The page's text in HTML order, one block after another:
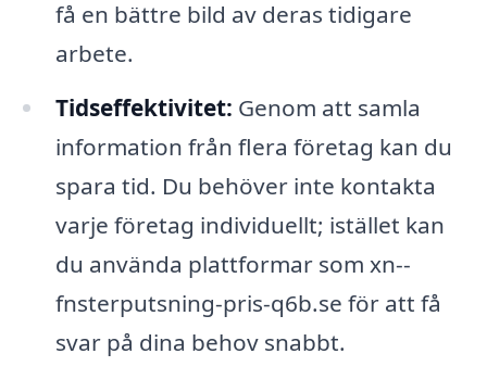
få en bättre bild av deras tidigare
arbete.
Tidseffektivitet: Genom att samla
information från flera företag kan du
spara tid. Du behöver inte kontakta
varje företag individuellt; istället kan
du använda plattformar som xn--
fnsterputsning-pris-q6b.se för att få
svar på dina behov snabbt.